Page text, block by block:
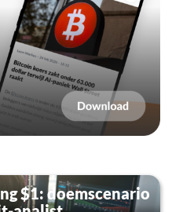
$1: doemscenario